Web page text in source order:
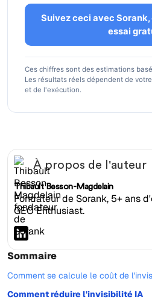
Suivez ceci avec
essai
Ces chiffres sont des estimations
Les résultats réels dépendent de
et de l'exécution.
À propos de l'auteur
Thibault Besson-Magdelain
Fondateur de Sorank, 5+ ans
GEO Enthusiast.
Sommaire
Comment se calcule le coût de
Comment réduire l'invisibilité IA